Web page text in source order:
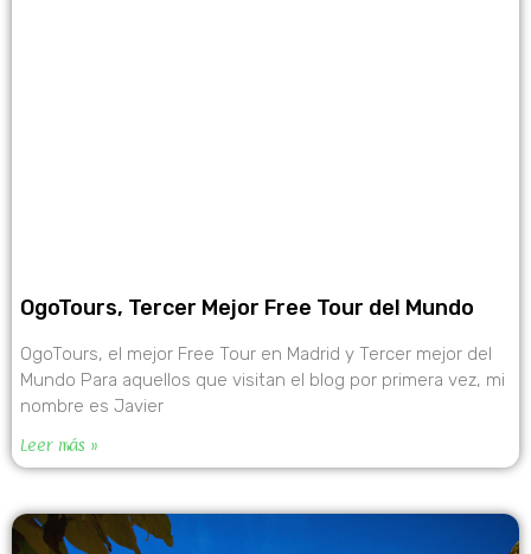
OgoTours, Tercer Mejor Free Tour del Mundo
OgoTours, el mejor Free Tour en Madrid y Tercer mejor del
Mundo Para aquellos que visitan el blog por primera vez, mi
nombre es Javier
Leer más »